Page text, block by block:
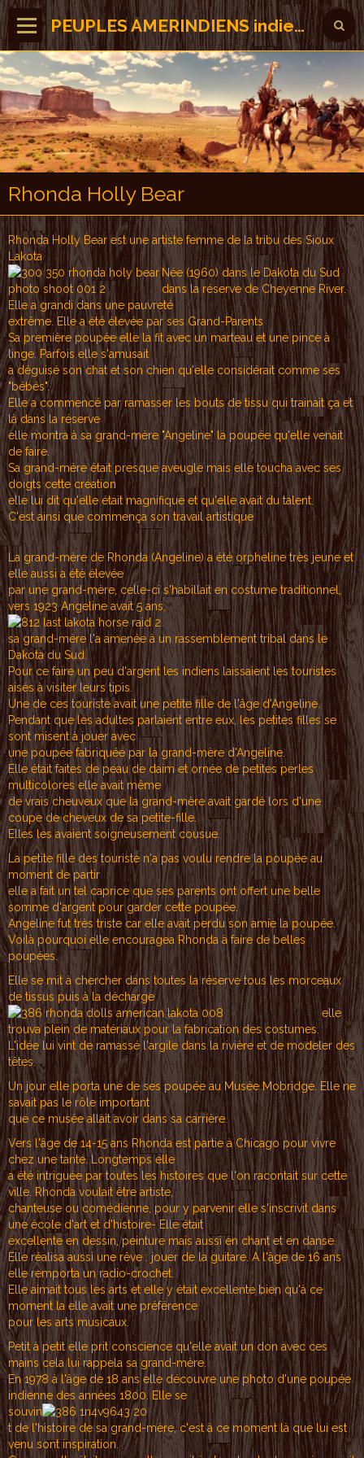
PEUPLES AMERINDIENS indiens des Amérique
Rhonda Holly Bear
Rhonda Holly Bear est une artiste femme de la tribu des Sioux
Lakota
Née (1960) dans le Dakota du Sud
dans la réserve de Cheyenne River.
Elle a grandi dans une pauvreté
extrême. Elle a été élevée par ses Grand-Parents
Sa première poupée elle la fit avec un marteau et une pince à
linge. Parfois elle s'amusait
a déguisé son chat et son chien qu'elle considérait comme ses
"bébés".
Elle a commencé par ramasser les bouts de tissu qui trainait ça et
là dans la réserve
elle montra à sa grand-mère "Angeline" la poupée qu'elle venait
de faire.
Sa grand-mère était presque aveugle mais elle toucha avec ses
doigts cette création
elle lui dit qu'elle était magnifique et qu'elle avait du talent.
C'est ainsi que commença son travail artistique
La grand-mère de Rhonda (Angeline) a été orpheline très jeune et
elle aussi a été élevée
par une grand-mère, celle-ci s'habillait en costume traditionnel,
vers 1923 Angeline avait 5 ans,
sa grand-mère l'a amenée à un rassemblement tribal dans le
Dakota du Sud.
Pour ce faire un peu d'argent les indiens laissaient les touristes
aisés à visiter leurs tipis.
Une de ces touriste avait une petite fille de l'âge d'Angeline.
Pendant que les adultes parlaient entre eux, les petites filles se
sont misent à jouer avec
une poupée fabriquée par la grand-mère d'Angeline.
Elle était faites de peau de daim et ornée de petites perles
multicolores elle avait même
de vrais cheuveux que la grand-mère avait gardé lors d'une
coupe de cheveux de sa petite-fille.
Elles les avaient soigneusement cousue.
La petite fille des touriste n'a pas voulu rendre la poupée au
moment de partir
elle a fait un tel caprice que ses parents ont offert une belle
somme d'argent pour garder cette poupée.
Angeline fut très triste car elle avait perdu son amie la poupée.
Voilà pourquoi elle encouragea Rhonda à faire de belles
poupées.
Elle se mit à chercher dans toutes la réserve tous les morceaux
de tissus puis à la décharge
elle
trouva plein de matériaux pour la fabrication des costumes.
L'idée lui vint de ramassé l'argile dans la rivière et de modeler des
têtes.
Un jour elle porta une de ses poupée au Musée Mobridge. Elle ne
savait pas le rôle important
que ce musée allait avoir dans sa carrière.
Vers l'âge de 14-15 ans Rhonda est partie à Chicago pour vivre
chez une tante. Longtemps elle
a été intriguée par toutes les histoires que l'on racontait sur cette
ville. Rhonda voulait être artiste,
chanteuse ou comédienne, pour y parvenir elle s'inscrivit dans
une école d'art et d'histoire- Elle était
excellente en dessin, peinture mais aussi en chant et en danse.
Elle réalisa aussi une rêve : jouer de la guitare. A l'âge de 16 ans
elle remporta un radio-crochet.
Elle aimait tous les arts et elle y était excellente bien qu'à ce
moment la elle avait une préférence
pour les arts musicaux.
Petit à petit elle prit conscience qu'elle avait un don avec ces
mains cela lui rappela sa grand-mère.
En 1978 à l'âge de 18 ans elle découvre une photo d'une poupée
indienne des années 1800. Elle se
souvin
t de l'histoire de sa grand-mère, c'est à ce moment là que lui est
venu sont inspiration.